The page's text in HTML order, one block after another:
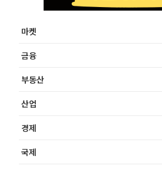
마켓
금융
부동산
산업
경제
국제